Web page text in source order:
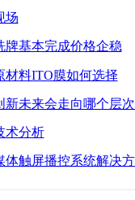
场
牌基本完成价格企稳
材料ITO膜如何选择
新未来会走向哪个层次
术分析
体触屏播控系统解决